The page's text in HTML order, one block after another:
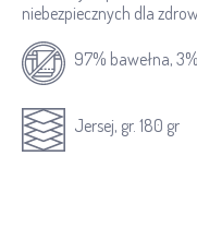
niebezpiecznych dla
97% bawełna,
Jersej, gr. 180 gr